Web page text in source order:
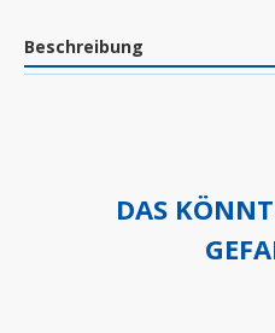
Beschreibung
DAS